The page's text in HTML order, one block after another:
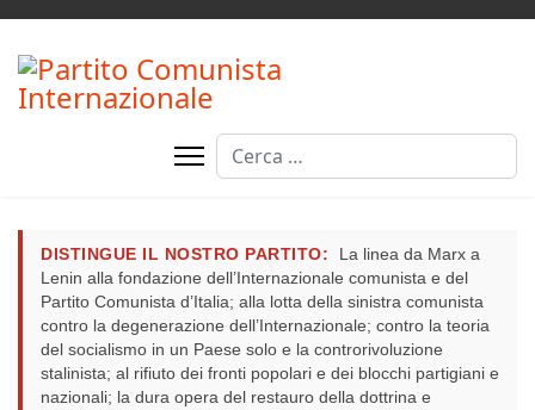
Cerca
DISTINGUE IL NOSTRO PARTITO:
La linea da Marx a
Lenin alla fondazione dell’Internazionale comunista e del
Partito Comunista d’Italia; alla lotta della sinistra comunista
contro la degenerazione dell’Internazionale; contro la teoria
del socialismo in un Paese solo e la controrivoluzione
stalinista; al rifiuto dei fronti popolari e dei blocchi partigiani e
nazionali; la dura opera del restauro della dottrina e